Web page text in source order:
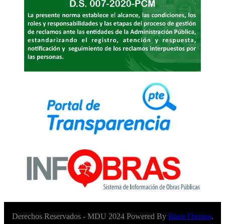
Derechos Reservados - MDU 2024 Powered By BlazeThemes.